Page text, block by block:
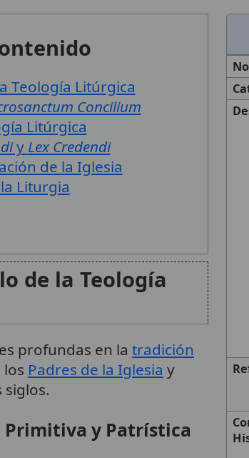
Teología Litúrgica
Concilium
Litúrgica
y Lex Credendi
de la Iglesia
Liturgia
de la Teología
profundas en la tradición
Padres de la Iglesia y
siglos.
y Patrística